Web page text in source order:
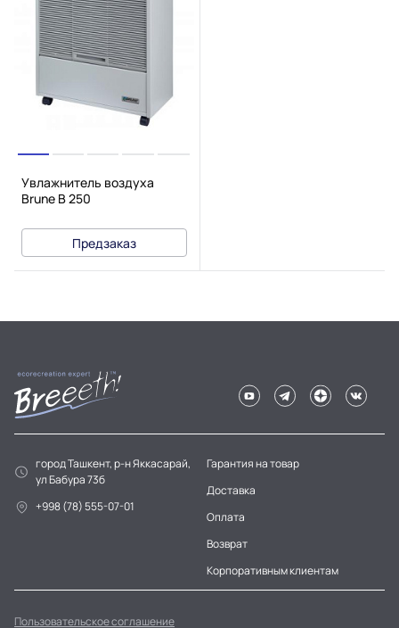
Увлажнитель воздуха
Brune B 250
Предзаказ
город Ташкент, р-н Яккасарай,
ул Бабура 73б
+998 (78) 555-07-01
Гарантия на товар
Доставка
Оплата
Возврат
Корпоративным клиентам
Пользовательское соглашение